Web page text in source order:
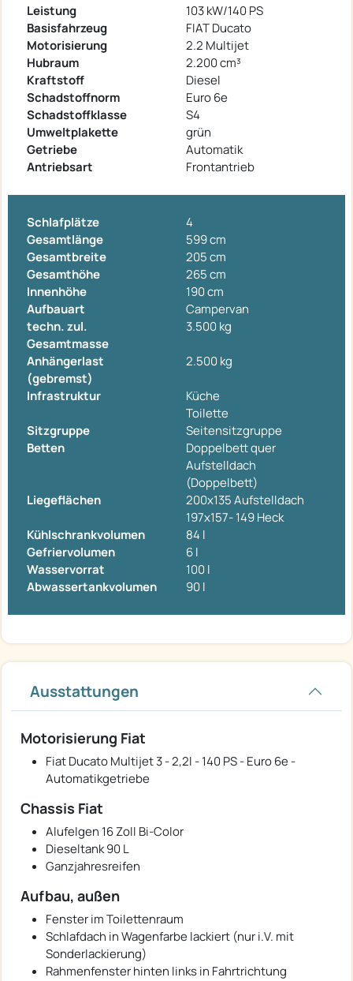
Leistung
103 kW/140 PS
Basisfahrzeug
FIAT Ducato
Motorisierung
2.2 Multijet
Hubraum
2.200 cm³
Kraftstoff
Diesel
Schadstoffnorm
Euro 6e
Schadstoffklasse
S4
Umweltplakette
grün
Getriebe
Automatik
Antriebsart
Frontantrieb
Schlafplätze
4
Gesamtlänge
599 cm
Gesamtbreite
205 cm
Gesamthöhe
265 cm
Innenhöhe
190 cm
Aufbauart
Campervan
techn. zul.
Gesamtmasse
3.500 kg
Anhängerlast
(gebremst)
2.500 kg
Infrastruktur
Küche
Toilette
Sitzgruppe
Seitensitzgruppe
Betten
Doppelbett quer
Aufstelldach
(Doppelbett)
Liegeflächen
200x135 Aufstelldach
197x157- 149 Heck
Kühlschrankvolumen
84 l
Gefriervolumen
6 l
Wasservorrat
100 l
Abwassertankvolumen
90 l
Ausstattungen
Motorisierung Fiat
Fiat Ducato Multijet 3 - 2,2l - 140 PS - Euro 6e -
Automatikgetriebe
Chassis Fiat
Alufelgen 16 Zoll Bi-Color
Dieseltank 90 L
Ganzjahresreifen
Aufbau, außen
Fenster im Toilettenraum
Schlafdach in Wagenfarbe lackiert (nur i.V. mit
Sonderlackierung)
Rahmenfenster hinten links in Fahrtrichtung